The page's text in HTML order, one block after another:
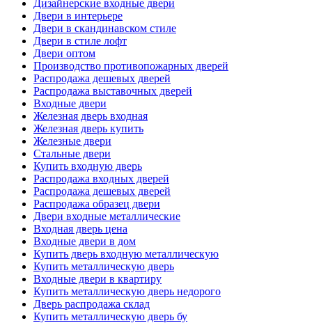
Дизайнерские входные двери
Двери в интерьере
Двери в скандинавском стиле
Двери в стиле лофт
Двери оптом
Производство противопожарных дверей
Распродажа дешевых дверей
Распродажа выставочных дверей
Входные двери
Железная дверь входная
Железная дверь купить
Железные двери
Стальные двери
Купить входную дверь
Распродажа входных дверей
Распродажа дешевых дверей
Распродажа образец двери
Двери входные металлические
Входная дверь цена
Входные двери в дом
Купить дверь входную металлическую
Купить металлическую дверь
Входные двери в квартиру
Купить металлическую дверь недорого
Дверь распродажа склад
Купить металлическую дверь бу